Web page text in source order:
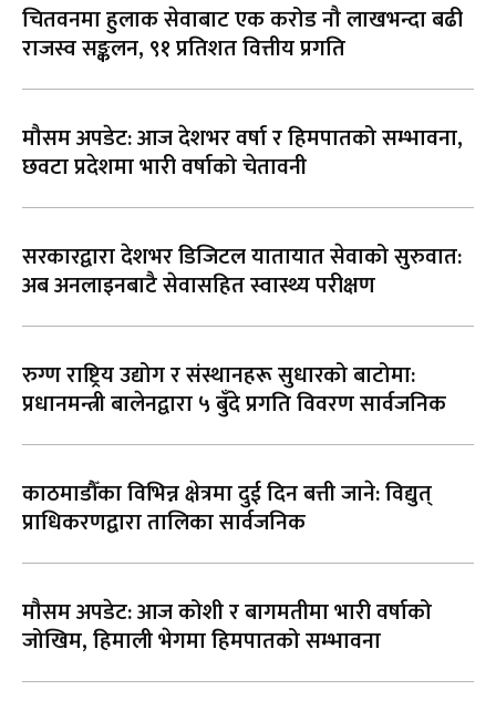
चितवनमा हुलाक सेवाबाट एक करोड नौ लाखभन्दा बढी
राजस्व सङ्कलन, ९१ प्रतिशत वित्तीय प्रगति
मौसम अपडेट: आज देशभर वर्षा र हिमपातको सम्भावना,
छवटा प्रदेशमा भारी वर्षाको चेतावनी
सरकारद्वारा देशभर डिजिटल यातायात सेवाको सुरुवात:
अब अनलाइनबाटै सेवासहित स्वास्थ्य परीक्षण
रुग्ण राष्ट्रिय उद्योग र संस्थानहरू सुधारको बाटोमा:
प्रधानमन्त्री बालेनद्वारा ५ बुँदे प्रगति विवरण सार्वजनिक
काठमाडौँका विभिन्न क्षेत्रमा दुई दिन बत्ती जाने: विद्युत्
प्राधिकरणद्वारा तालिका सार्वजनिक
मौसम अपडेट: आज कोशी र बागमतीमा भारी वर्षाको
जोखिम, हिमाली भेगमा हिमपातको सम्भावना